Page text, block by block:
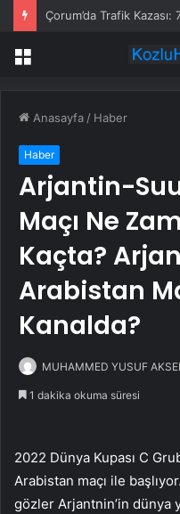
Çorum’da Trafik Kazası:
Menü
Anasayfa / Haber
Haber
Arjantin-
Maçı Ne
Kaçta?
Arabistan
Kanalda?
MUHAMMED YUSUF
1 dakika okuma süresi
2022 Dünya Kupası C
Arabistan maçı ile
gözler Arjantnin’in dünya